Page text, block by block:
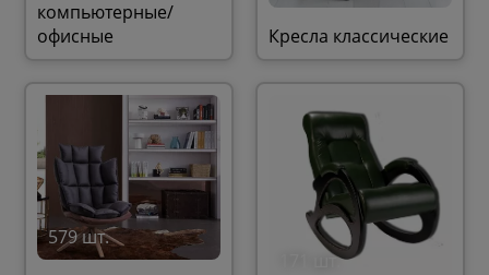
компьютерные/
офисные
Кресла классические
579 шт.
171 шт.